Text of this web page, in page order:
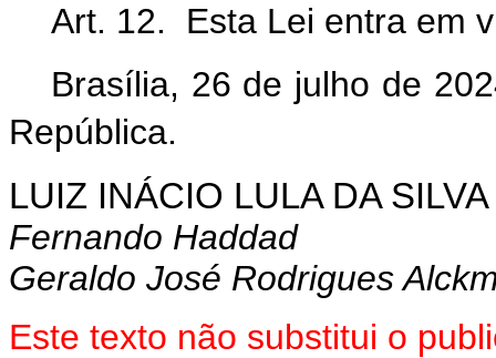
Art. 12. Esta Lei entra em
Brasília, 26 de julho de
República.
LUIZ INÁCIO LULA DA SILVA
Fernando Haddad
Geraldo José Rodrigues
Este texto não substitui o